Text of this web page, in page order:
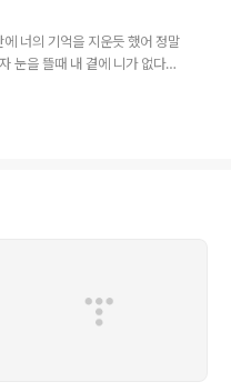
해먹은 이유가 뭐겠는가? 넉넉
럿이 많이 먹을 수 ..
너의 기억을 지운듯 했어 정말
눈을 뜰때 내 곁에 니가 없다는
은 분주했다. 우선 저녁 6시 3
마치 예전에도 그곳에 있던
를 선택하기 위한 댄스 음악에